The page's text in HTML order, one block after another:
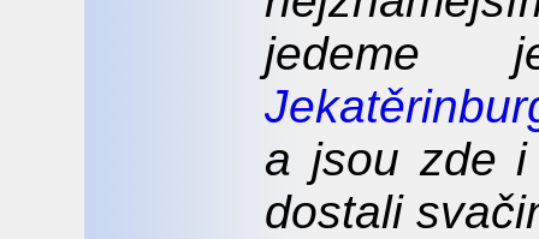
jedeme
a jsou zde
dostali